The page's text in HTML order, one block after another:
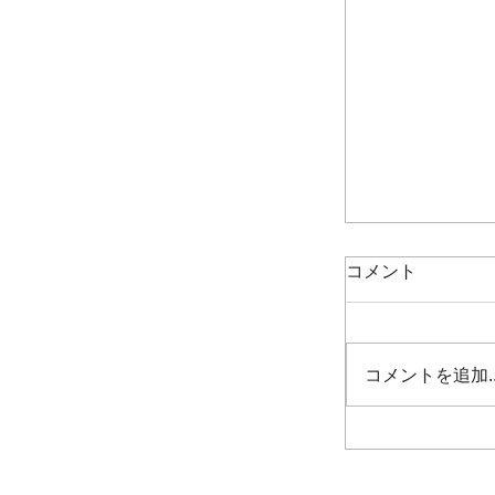
コメント
コメントを追